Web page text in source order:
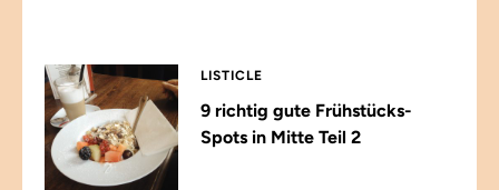
LISTICLE
9 richtig gute Frühstücks-
Spots in Mitte Teil 2